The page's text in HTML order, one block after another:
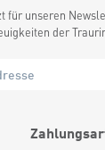
für unseren
der